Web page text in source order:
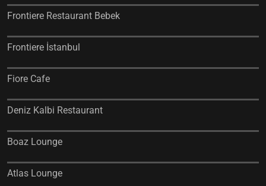
Frontiere Restaurant Bebek
Frontiere İstanbul
Fiore Cafe
Deniz Kalbi Restaurant
Boaz Lounge
Atlas Lounge